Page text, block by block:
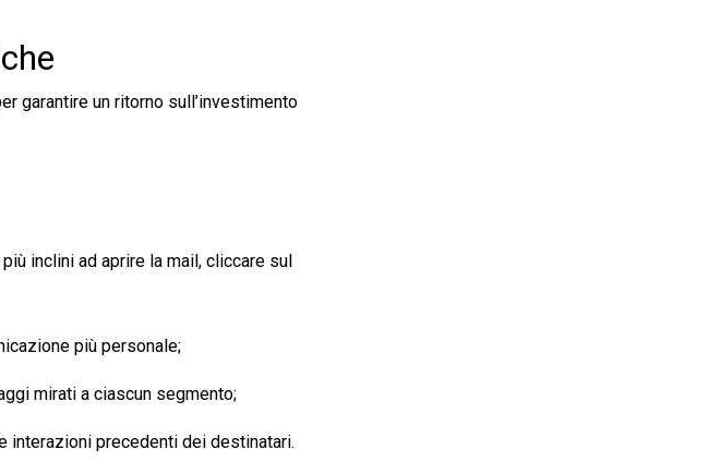
garantire un ritorno sull’investimento
inclini ad aprire la mail, cliccare sul
più personale;
mirati a ciascun segmento;
interazioni precedenti dei destinatari.